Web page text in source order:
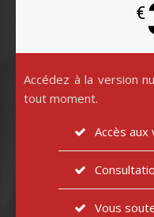
€
Accédez à la version
tout moment.
Accès aux
Vous